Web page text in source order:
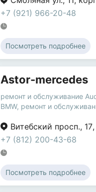
+7 (921) 966-20-48
Посмотреть подробнее
Astor-mercedes
ремонт и обслуживание
BMW, ремонт и
Витебский просп., 17,
+7 (812) 200-43-68
Посмотреть подробнее